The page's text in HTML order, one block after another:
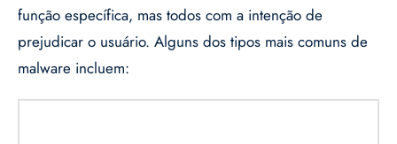
função específica, mas todos com a intenção de
prejudicar o usuário. Alguns dos tipos mais comuns de
malware incluem: